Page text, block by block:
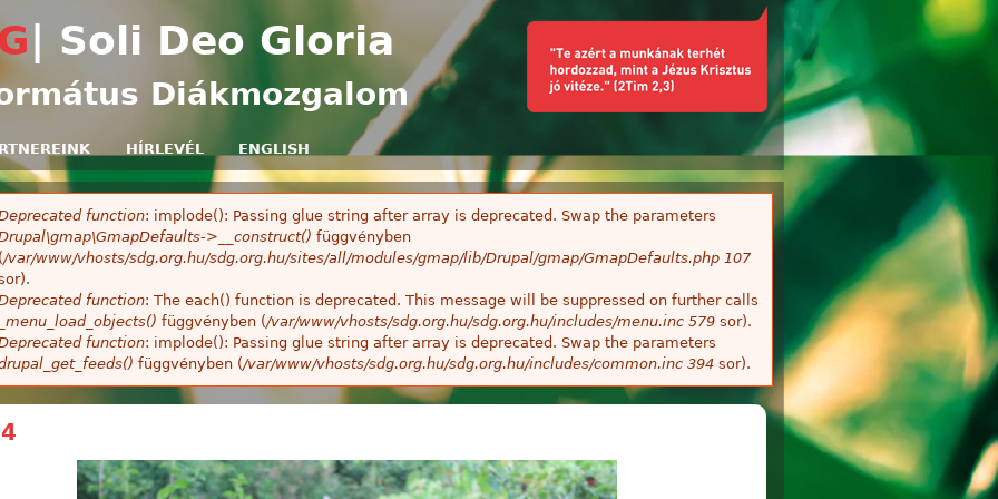
| Soli Deo Gloria
Diákmozgalom
HÍRLEVÉL ENGLISH
function: implode(): Passing glue string after array is deprecated. Swap the parameters
>__construct() függvényben
(/var/www/vhosts/sdg.org.hu/sdg.org.hu/sites/all/modules/gmap/lib/Drupal/gmap/GmapDefaults.php 107
function: The each() function is deprecated. This message will be suppressed on further calls
_menu_load_objects() függvényben (/var/www/vhosts/sdg.org.hu/sdg.org.hu/includes/menu.inc 579 sor).
function: implode(): Passing glue string after array is deprecated. Swap the parameters
függvényben (/var/www/vhosts/sdg.org.hu/sdg.org.hu/includes/common.inc 394 sor).